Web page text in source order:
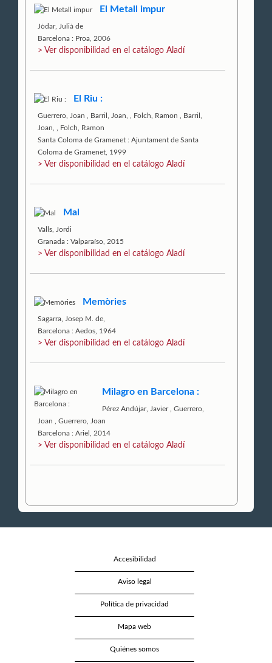
El Metall impur
Jòdar, Julià de
Barcelona : Proa, 2006
> Ver disponibilidad en el catálogo Aladí
El Riu :
Guerrero, Joan Barril, Joan, Folch, Ramon
Barril,
Joan,
Folch, Ramon
Santa Coloma de Gramenet : Ajuntament de Santa
Coloma de Gramenet, 1999
> Ver disponibilidad en el catálogo Aladí
Mal
Valls, Jordi
Granada : Valparaíso, 2015
> Ver disponibilidad en el catálogo Aladí
Memòries
Sagarra, Josep M. de,
Barcelona : Aedos, 1964
> Ver disponibilidad en el catálogo Aladí
Milagro en Barcelona :
Pérez Andújar, Javier ,Guerrero,
Joan
,Guerrero, Joan
Barcelona : Ariel, 2014
> Ver disponibilidad en el catálogo Aladí
Accesibilidad
Aviso legal
Política de privacidad
Mapa web
Quiénes somos